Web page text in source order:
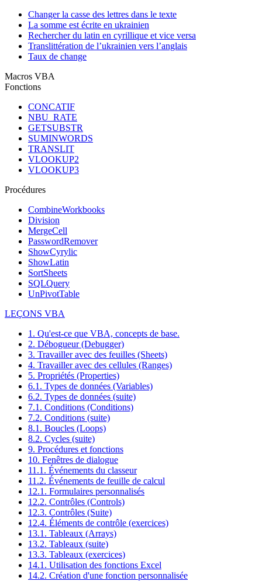
Changer la casse des lettres dans le texte
La somme est écrite en ukrainien
Rechercher du latin en cyrillique et vice versa
Translittération de l’ukrainien vers l’anglais
Taux de change
Macros VBA
Fonctions
CONCATIF
NBU_RATE
GETSUBSTR
SUMINWORDS
TRANSLIT
VLOOKUP2
VLOOKUP3
Procédures
CombineWorkbooks
Division
MergeCell
PasswordRemover
ShowCyrylic
ShowLatin
SortSheets
SQLQuery
UnPivotTable
LEÇONS VBA
1. Qu'est-ce que VBA, concepts de base.
2. Débogueur (Debugger)
3. Travailler avec des feuilles (Sheets)
4. Travailler avec des cellules (Ranges)
5. Propriétés (Properties)
6.1. Types de données (Variables)
6.2. Types de données (suite)
7.1. Conditions (Conditions)
7.2. Conditions (suite)
8.1. Boucles (Loops)
8.2. Cycles (suite)
9. Procédures et fonctions
10. Fenêtres de dialogue
11.1. Événements du classeur
11.2. Événements de feuille de calcul
12.1. Formulaires personnalisés
12.2. Contrôles (Controls)
12.3. Contrôles (Suite)
12.4. Éléments de contrôle (exercices)
13.1. Tableaux (Arrays)
13.2. Tableaux (suite)
13.3. Tableaux (exercices)
14.1. Utilisation des fonctions Excel
14.2. Création d'une fonction personnalisée